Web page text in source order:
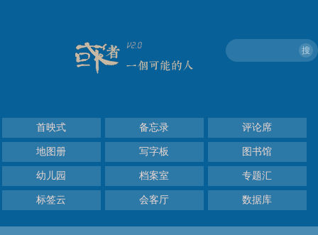
搜
首映式 备忘录 评论席
地图册 写字板 图书馆
幼儿园 档案室 专题汇
标签云 会客厅 数据库